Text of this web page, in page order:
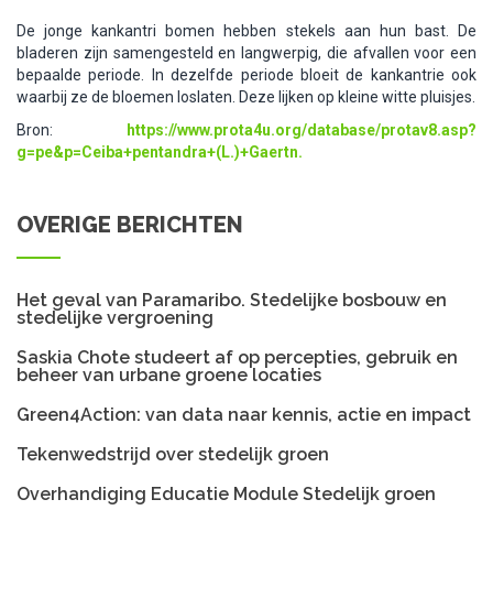
De jonge kankantri bomen hebben stekels aan hun bast. De
bladeren zijn samengesteld en langwerpig, die afvallen voor een
bepaalde periode. In dezelfde periode bloeit de kankantrie ook
waarbij ze de bloemen loslaten. Deze lijken op kleine witte pluisjes.
Bron:
https://www.prota4u.org/database/protav8.asp?
g=pe&p=Ceiba+pentandra+(L.)+Gaertn.
OVERIGE BERICHTEN
Het geval van Paramaribo. Stedelijke bosbouw en
stedelijke vergroening
Saskia Chote studeert af op percepties, gebruik en
beheer van urbane groene locaties
Green4Action: van data naar kennis, actie en impact
Tekenwedstrijd over stedelijk groen
Overhandiging Educatie Module Stedelijk groen